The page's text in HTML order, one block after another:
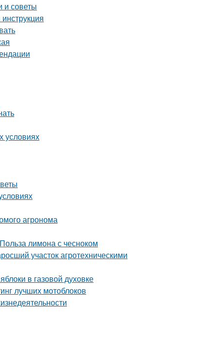
и советы
условиях
агронома
лимона с чесноком
участок агротехническими
в газовой духовке
лучших мотоблоков